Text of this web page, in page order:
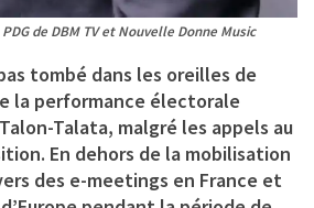
de DBM TV et Nouvelle Donne Music
tombé dans les oreilles de
la performance électorale
Talata, malgré les appels au
En dehors de la mobilisation
des e-meetings en France et